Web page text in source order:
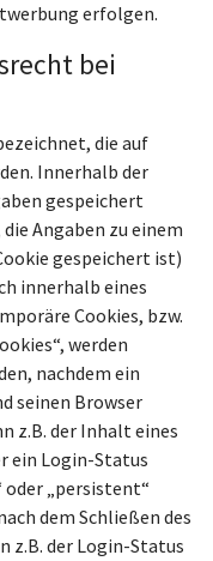
erfolgen.
bei
die auf
Innerhalb der
gespeichert
Angaben zu einem
gespeichert ist)
innerhalb eines
Cookies, bzw.
werden
nachdem ein
seinen Browser
z.B. der Inhalt eines
ein Login-Status
oder „persistent“
dem Schließen des
z.B. der Login-Status